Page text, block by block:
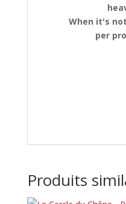
When it's
per
Produits